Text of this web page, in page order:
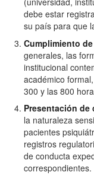
debe estar
su país para que
Cumplimiento
generales, las
institucional
académico
300 y las 800
Presentación
la naturaleza
pacientes
registros
de conducta
correspondientes.